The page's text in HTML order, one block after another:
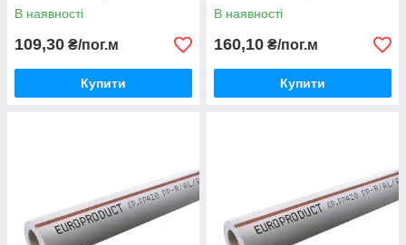
В наявності
109,30 ₴/пог.м
Купити
В наявності
160,10 ₴/пог.м
Купити